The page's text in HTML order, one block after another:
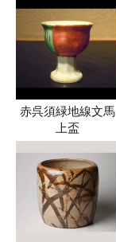
赤呉須緑地線文馬
上盃